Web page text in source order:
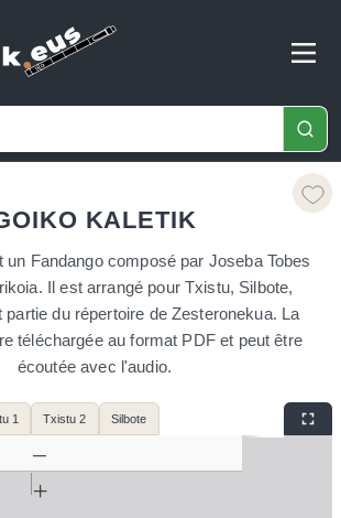
KALETIK
Fandango composé par Joseba Tobes
Il est arrangé pour Txistu, Silbote,
partie du répertoire de Zesteronekua. La
téléchargée au format PDF et peut être
écoutée avec l'audio.
1 Txistu 2 Silbote